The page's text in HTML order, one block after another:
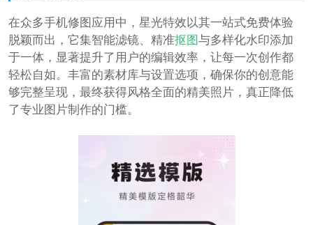
在众多手机修图应用中，星光特效以其一站式免费体验
脱颖而出，它集智能滤镜、精准抠图与多样化水印添加
于一体，显著提升了用户的编辑效率，让每一次创作都
轻松自如。丰富的素材库与设置选项，确保你的创意能
够完整呈现，最终获得风格全面的精美照片，真正降低
了专业图片制作的门槛。